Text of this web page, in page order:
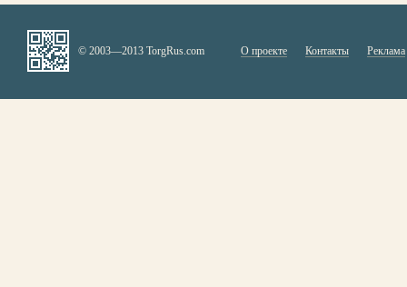
© 2003—2013 TorgRus.com О проекте Контакты Реклама